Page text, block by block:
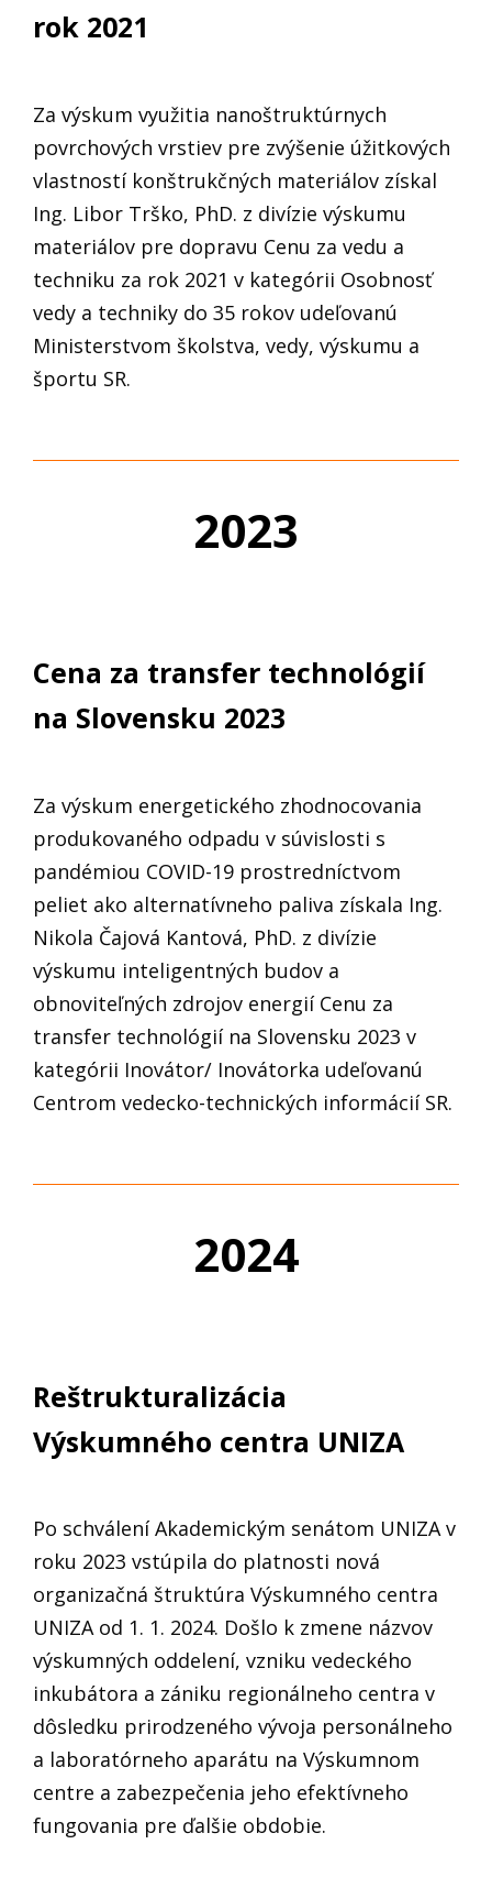
rok 2021
Za výskum využitia nanoštruktúrnych
povrchových vrstiev pre zvýšenie úžitkových
vlastností konštrukčných materiálov získal
Ing. Libor Trško, PhD. z divízie výskumu
materiálov pre dopravu Cenu za vedu a
techniku za rok 2021 v kategórii Osobnosť
vedy a techniky do 35 rokov udeľovanú
Ministerstvom školstva, vedy, výskumu a
športu SR.
2023
Cena za transfer technológií
na Slovensku 2023
Za výskum energetického zhodnocovania
produkovaného odpadu v súvislosti s
pandémiou COVID-19 prostredníctvom
peliet ako alternatívneho paliva získala Ing.
Nikola Čajová Kantová, PhD. z divízie
výskumu inteligentných budov a
obnoviteľných zdrojov energií Cenu za
transfer technológií na Slovensku 2023 v
kategórii Inovátor/ Inovátorka udeľovanú
Centrom vedecko-technických informácií SR.
2024
Reštrukturalizácia
Výskumného centra UNIZA
Po schválení Akademickým senátom UNIZA v
roku 2023 vstúpila do platnosti nová
organizačná štruktúra Výskumného centra
UNIZA od 1. 1. 2024. Došlo k zmene názvov
výskumných oddelení, vzniku vedeckého
inkubátora a zániku regionálneho centra v
dôsledku prirodzeného vývoja personálneho
a laboratórneho aparátu na Výskumnom
centre a zabezpečenia jeho efektívneho
fungovania pre ďalšie obdobie.